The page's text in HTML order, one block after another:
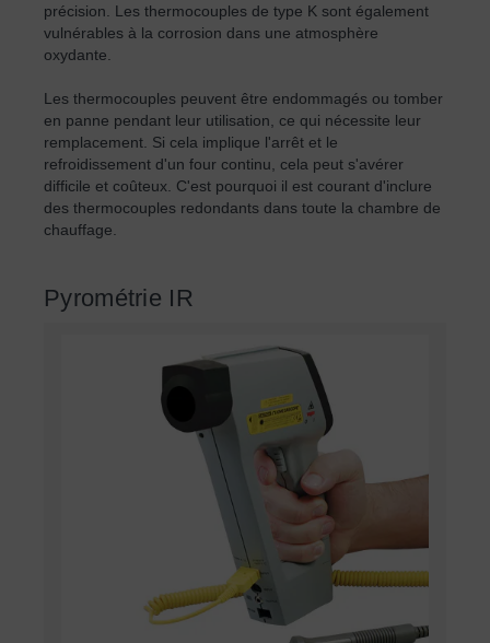
précision. Les thermocouples de type K sont également
vulnérables à la corrosion dans une atmosphère
oxydante.
Les thermocouples peuvent être endommagés ou tomber
en panne pendant leur utilisation, ce qui nécessite leur
remplacement. Si cela implique l'arrêt et le
refroidissement d'un four continu, cela peut s'avérer
difficile et coûteux. C'est pourquoi il est courant d'inclure
des thermocouples redondants dans toute la chambre de
chauffage.
Pyrométrie IR